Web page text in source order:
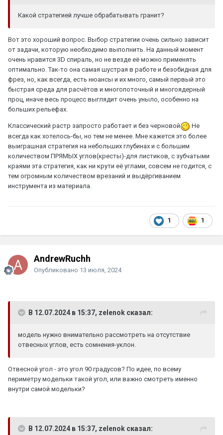
Какой стратегией лучше обрабатывать гранит?
Вот это хороший вопрос. Выбор стратегии очень сильно зависит
от задачи, которую необходимо выполнить. На данный момент
очень нравится 3D спираль, но не везде её можно применять
оптимально. Так-то она самая шустрая в работе и безобидная для
фрез, но, как всегда, есть нюансы и их много, самый первый это
быстрая среда для расчётов и многопоточный и многоядерный
проц, иначе весь процесс выглядит очень уныло, особенно на
больших рельефах.
Классический растр запросто работает и без черновой
Не
всегда как хотелось-бы, но тем не менее. Мне кажется это более
выиграшная стратегия на небольших глубинах и с большим
количеством ПРЯМЫХ углов(кресты)-для листиков, с зубчатыми
краями эта стратегия, как ни крути её углами, совсем не годится, с
тем огромным количеством врезаний и выдёргиванием
инструмента из материала.
1 1
AndrewRuchh
Опубликовано 13 июля, 2024
В 12.07.2024 в 15:37, zelenok сказал:
модель нужно внимательно рассмотреть на отсутствие
отвесных углов, есть сомнения-уклон.
Отвесной угол - это угол 90 градусов? По идее, по всему
периметру модельки такой угол, или важно смотреть именно
внутри самой модельки?
В 12.07.2024 в 15:37, zelenok сказал: